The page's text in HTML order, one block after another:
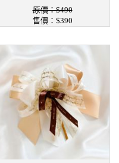
原價：$490
售價：$390